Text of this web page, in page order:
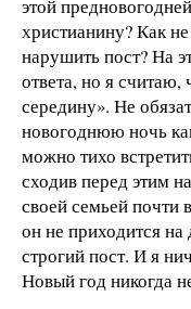
этой
христианину? Как
нарушить пост? На
ответа, но я
середину». Не
новогоднюю ночь
можно тихо
сходив перед этим
своей семьей почти
он не приходится
строгий пост. И я
Новый год никогда